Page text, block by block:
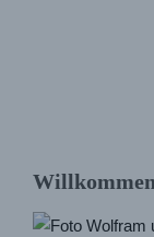
Willkommen